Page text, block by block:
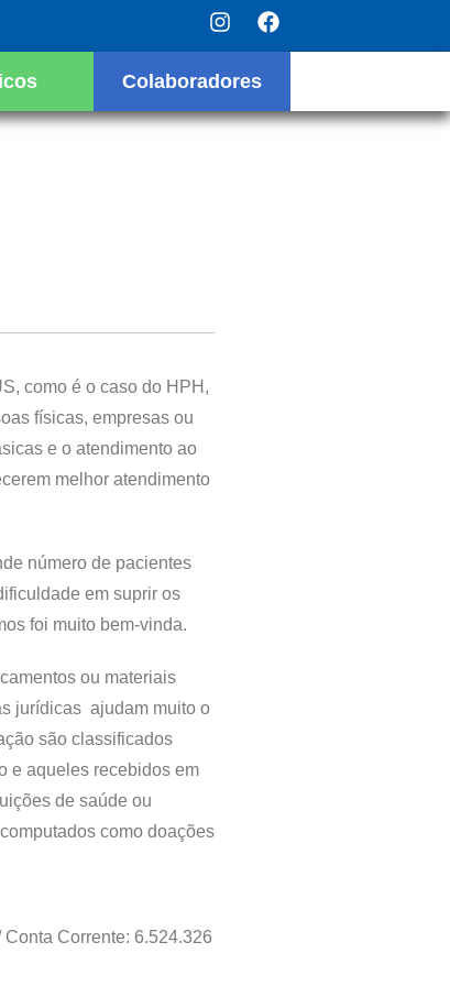
Colaboradores
como é o caso do HPH,
físicas, empresas ou
e o atendimento ao
melhor atendimento
número de pacientes
em suprir os
foi muito bem-vinda.
ou materiais
jurídicas ajudam muito o
são classificados
e aqueles recebidos em
de saúde ou
como doações
Corrente: 6.524.326